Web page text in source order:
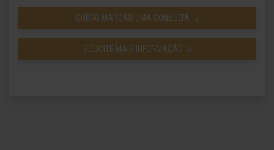
QUERO MARCAR UMA CONSULTA
SOLICITE MAIS INFORMAÇÃO